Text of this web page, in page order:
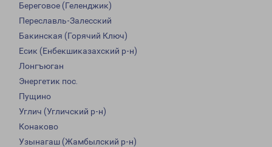
Береговое (Геленджик)
Переславль-Залесский
Бакинская (Горячий Ключ)
Есик (Енбекшиказахский р-н)
Лонгъюган
Энергетик пос.
Пущино
Углич (Угличский р-н)
Конаково
Узынагаш (Жамбылский р-н)